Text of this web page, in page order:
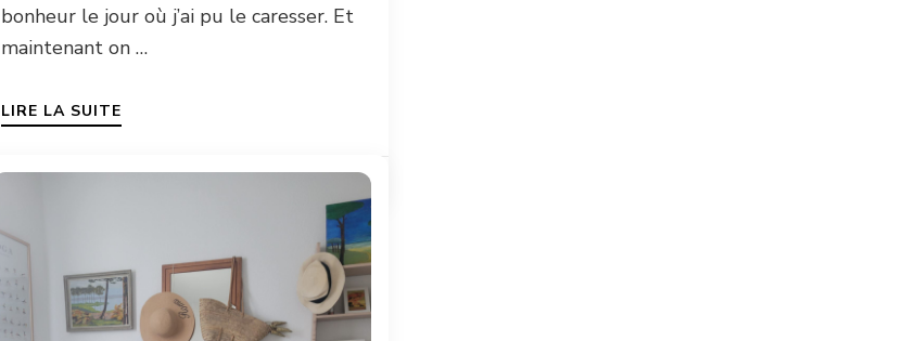
bonheur le jour où j’ai pu le caresser. Et
maintenant on …
LIRE LA SUITE